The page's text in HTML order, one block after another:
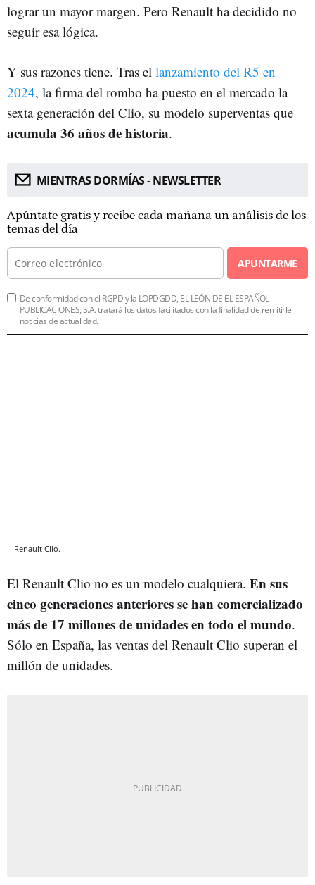
lograr un mayor margen. Pero Renault ha decidido no
seguir esa lógica.
Y sus razones tiene. Tras el lanzamiento del R5 en
2024, la firma del rombo ha puesto en el mercado la
sexta generación del Clio, su modelo superventas que
acumula 36 años de historia.
MIENTRAS DORMÍAS - NEWSLETTER
Apúntate gratis y recibe cada mañana un análisis de los
temas del día
APUNTARME
De conformidad con el RGPD y la LOPDGDD, EL LEÓN DE EL ESPAÑOL
PUBLICACIONES, S.A. tratará los datos facilitados con la finalidad de remitirle
noticias de actualidad.
Renault Clio.
El Renault Clio no es un modelo cualquiera. En sus
cinco generaciones anteriores se han comercializado
más de 17 millones de unidades en todo el mundo.
Sólo en España, las ventas del Renault Clio superan el
millón de unidades.